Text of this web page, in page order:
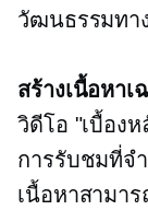
วัฒนธรรมทา
สร้างเนื้อหา
วิดีโอ "เบื้อง
การรับชมที่จ
เนื้อหาสามา